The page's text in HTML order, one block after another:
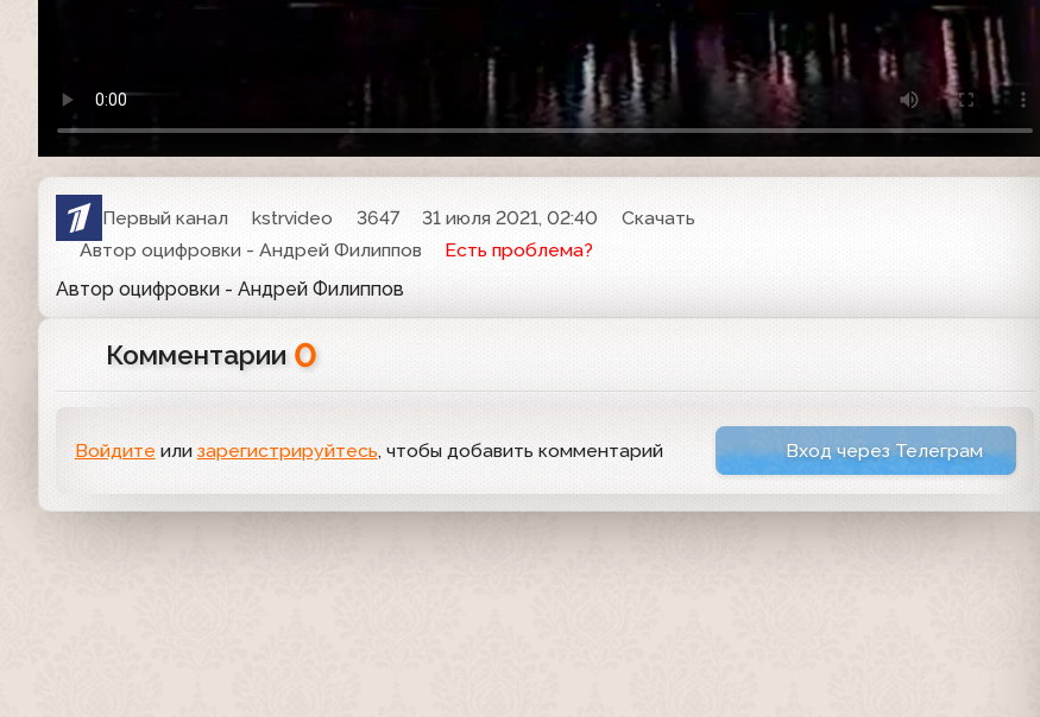
Первый канал kstrvideo 3647 31 июля 2021, 02:40
Скачать
Автор оцифровки - Андрей Филиппов
Есть проблема?
Автор оцифровки - Андрей Филиппов
Комментарии 0
Войдите или зарегистрируйтесь, чтобы добавить комментарий Вход через Телеграм